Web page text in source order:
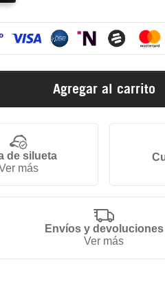
Agregar al carrito
de silueta
más
Envíos y devoluciones
Ver más